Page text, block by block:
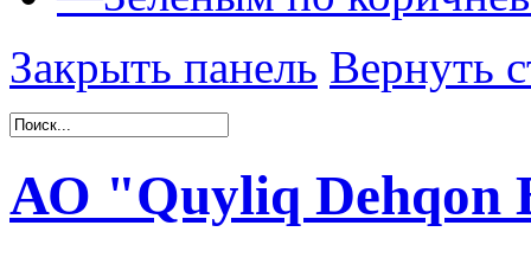
Закрыть панель Вернуть
АО "Quyliq Dehqon